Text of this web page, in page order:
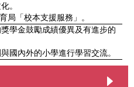
。
局「校本支援服務」。
學金鼓勵成績優異及有進步的
國內外的小學進行學習交流。